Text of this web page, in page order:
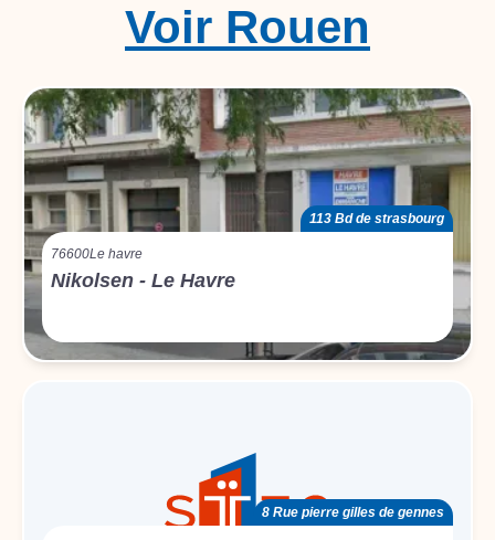
Rouen
Voir
113 Bd de strasbourg
76600Le havre
Nikolsen - Le Havre
8 Rue pierre gilles de gennes